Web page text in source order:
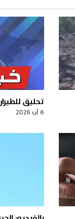
تحليق
6 آب 2026